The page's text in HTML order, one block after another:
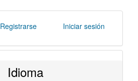
Registrarse Iniciar sesión
Idioma